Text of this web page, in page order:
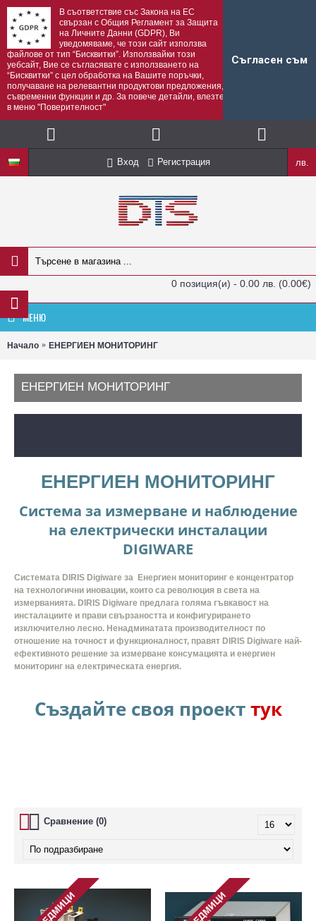
В съответствие със Закона на ЕС
свързан с Общия Регламент за Защита
на Личните Данни (GDPR), Ви
уведомяваме, че този сайт използва
файлове от тип “Бисквитки”. Използвайки този
уебсайт, Вие се съгласявате с използването на
“Бисквитки” с цел обработка на Вашите поръчки,
получаване на релевантни продуктови предложения,
съвременни функции и др. За повече детайли, влезте
в меню "Поверителност"
Съгласен съм
лв.
Вход Регистрация
0 позиция(и) - 0.00 лв. (0.00€)
МЕНЮ
Начало ЕНЕРГИЕН МОНИТОРИНГ
ЕНЕРГИЕН МОНИТОРИНГ
ЕНЕРГИЕН МОНИТОРИНГ
Система за измерване и наблюдение
на електрически инсталации
DIGIWARE
на технологични иновации, които са революция в света на
измерванията. DIRIS Digiwarе предлага голяма гъвкавост на
инсталациите и прави свързаността и конфигурирането
изключително лесно. Ненадминатата производителност по
отношение на точност и функционалност, правят DIRIS Digiware най-
ефективното решение за измерване консумацията иенергиен
мониторингна електрическата енергия.
Създайте своя проекттук